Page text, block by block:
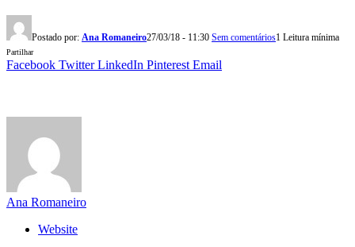
Postado por: Ana Romaneiro27/03/18 - 11:30 Sem comentários1 Leitura mínima
Partilhar
Facebook Twitter LinkedIn Pinterest Email
Ana Romaneiro
Website